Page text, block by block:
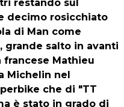
restando sul
decimo rosicchiato
di Man come
grande salto in avanti
Mathieu
Michelin nel
che di "TT
è stato in grado di